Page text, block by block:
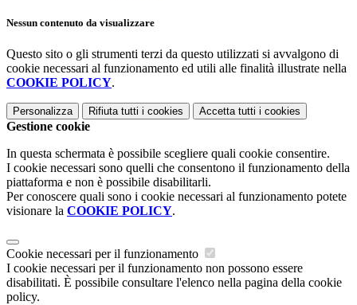
Nessun contenuto da visualizzare
Questo sito o gli strumenti terzi da questo utilizzati si avvalgono di
cookie necessari al funzionamento ed utili alle finalità illustrate nella
COOKIE POLICY.
Personalizza Rifiuta tutti i cookies Accetta tutti i cookies
Gestione cookie
In questa schermata è possibile scegliere quali cookie consentire.
I cookie necessari sono quelli che consentono il funzionamento della
piattaforma e non è possibile disabilitarli.
Per conoscere quali sono i cookie necessari al funzionamento potete
visionare la COOKIE POLICY.
Cookie necessari per il funzionamento
I cookie necessari per il funzionamento non possono essere
disabilitati. È possibile consultare l'elenco nella pagina della cookie
policy.